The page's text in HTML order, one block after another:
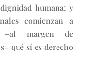
humana; y
comienzan a
–al margen de
qué sí es derecho